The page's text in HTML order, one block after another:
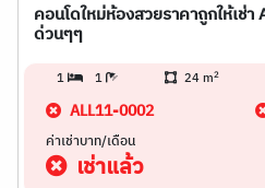
คอนโดใหม่ห้องสวยราคาถูกให้เช่
ด่วนๆๆ
1 1 24 m2
ALL11-0002
ค่าเช่าบาท/เดือน
เช่าแล้ว